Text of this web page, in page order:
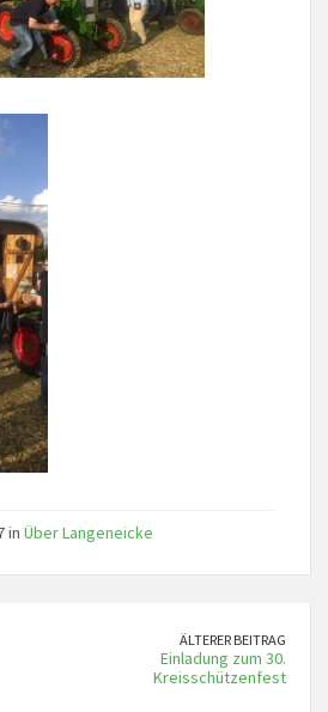
in Über Langeneicke
ÄLTERER BEITRAG
Einladung zum 30.
Kreisschützenfest